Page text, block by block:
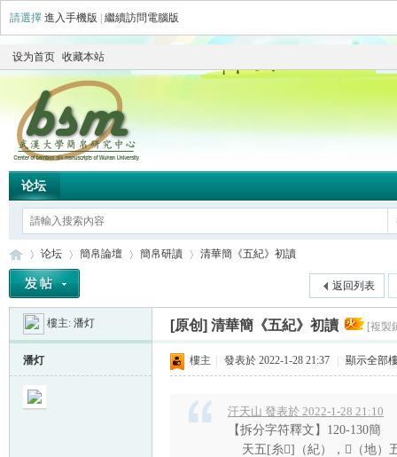
請選擇 進入手機版 繼續訪問電腦版
设为首页 收藏本站
论坛
»
论坛
›
簡帛論壇 簡帛研讀
›
清華簡《五紀》初讀
返回列表
樓主: 潘灯 [原创] 清華簡《五紀》初讀 [複製
潘灯 樓主 發表於 2022-1-28 21:37 顯示全部
汗天山 發表於 2022-1-28 21:10
【拆分字符釋文】120-130簡
天五[糸𠮯]（紀），𡏇（地）